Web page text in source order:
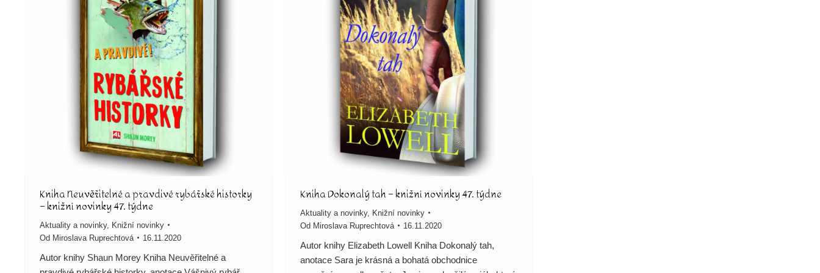
Kniha Neuvěřitelné a pravdivé rybářské historky
– knižní novinky 47. týdne
Aktuality a novinky, Knižní novinky
Od Miroslava Ruprechtová 16.11.2020
Autor knihy Shaun Morey Kniha Neuvěřitelné a
Kniha Dokonalý tah – knižní novinky 47. týdne
Aktuality a novinky, Knižní novinky
Od Miroslava Ruprechtová 16.11.2020
Autor knihy Elizabeth Lowell Kniha Dokonalý tah,
anotace Sara je krásná a bohatá obchodnice